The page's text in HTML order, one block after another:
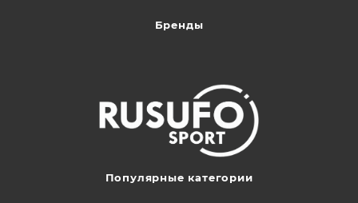
Бренды
Популярные категории